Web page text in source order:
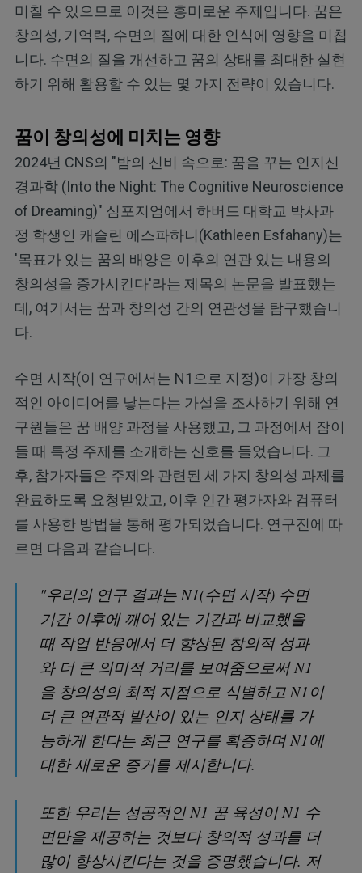
미칠 수 있으므로 이것은 흥미로운 주제입니다. 꿈은
창의성, 기억력, 수면의 질에 대한 인식에 영향을 미칩
니다. 수면의 질을 개선하고 꿈의 상태를 최대한 실현
하기 위해 활용할 수 있는 몇 가지 전략이 있습니다.
꿈이 창의성에 미치는 영향
2024년 CNS의 "밤의 신비 속으로: 꿈을 꾸는 인지신
경과학 (Into the Night: The Cognitive Neuroscience
of Dreaming)" 심포지엄에서 하버드 대학교 박사과
정 학생인 캐슬린 에스파하니(Kathleen Esfahany)는
'목표가 있는 꿈의 배양은 이후의 연관 있는 내용의
창의성을 증가시킨다'라는 제목의 논문을 발표했는
데, 여기서는 꿈과 창의성 간의 연관성을 탐구했습니
다.
수면 시작(이 연구에서는 N1으로 지정)이 가장 창의
적인 아이디어를 낳는다는 가설을 조사하기 위해 연
구원들은 꿈 배양 과정을 사용했고, 그 과정에서 잠이
들 때 특정 주제를 소개하는 신호를 들었습니다. 그
후, 참가자들은 주제와 관련된 세 가지 창의성 과제를
완료하도록 요청받았고, 이후 인간 평가자와 컴퓨터
를 사용한 방법을 통해 평가되었습니다. 연구진에 따
르면 다음과 같습니다.
"우리의 연구 결과는 N1(수면 시작) 수면
기간 이후에 깨어 있는 기간과 비교했을
때 작업 반응에서 더 향상된 창의적 성과
와 더 큰 의미적 거리를 보여줌으로써 N1
을 창의성의 최적 지점으로 식별하고 N1이
더 큰 연관적 발산이 있는 인지 상태를 가
능하게 한다는 최근 연구를 확증하며 N1에
대한 새로운 증거를 제시합니다.
또한 우리는 성공적인 N1 꿈 육성이 N1 수
면만을 제공하는 것보다 창의적 성과를 더
많이 향상시킨다는 것을 증명했습니다. 저